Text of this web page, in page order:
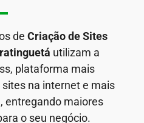
de Criação de Sites
utilizam a
plataforma mais
na internet e mais
entregando maiores
o seu negócio.